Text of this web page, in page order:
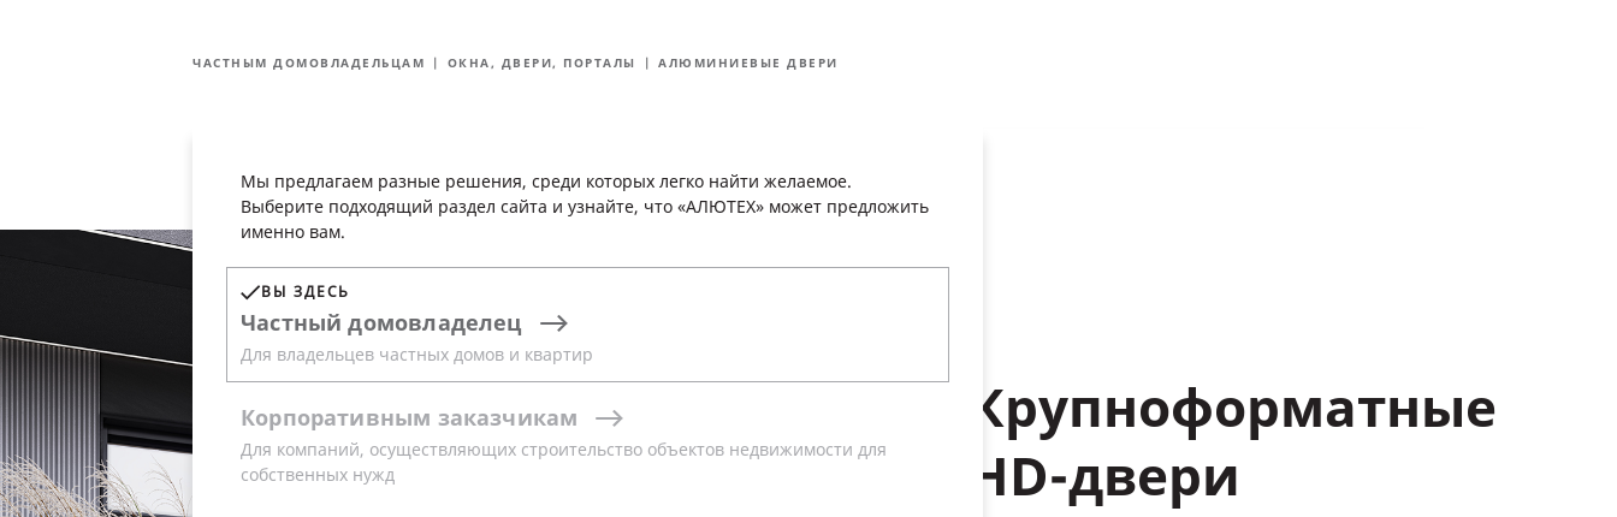
ЧАСТНЫМ
Мы предлагаем разные решения, среди которых легко найти желаемое.
Выберите подходящий раздел сайта и узнайте, что «АЛЮТЕХ» может предложить
именно вам.
ВЫ ЗДЕСЬ
Частный домовладелец
Для владельцев частных домов и квартир
Корпоративным заказчикам
Для компаний, осуществляющих строительство объектов недвижимости для
собственных нужд
ЧАСТНЫМ ДОМОВЛАДЕЛЬЦАМ ОКНА, ДВЕРИ, ПОРТАЛЫ АЛЮМИНИЕВЫЕ ДВЕРИ
Крупноформатные
HD-двери